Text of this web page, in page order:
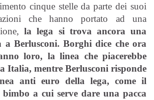
cinque stelle da parte dei suoi
che hanno portato ad una
la lega si trova ancora una
a Berlusconi. Borghi dice che ora
loro, la linea che piacerebbe
Italia, mentre Berlusconi risponde
anti euro della lega, come il
a cui serve dare una pacca